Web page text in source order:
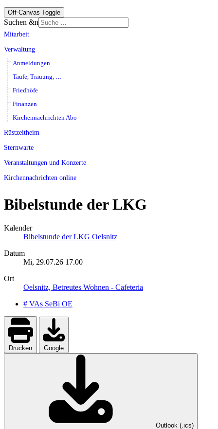
Off-Canvas Toggle
Suchen &n
Mitarbeit
Verwaltung
Anmeldungen
Taufe, Trauung, …
Friedhöfe
Finanzen
Kirchennachrichten Abo
Rüstzeitheim
Sternwarte
Veranstaltungen und Konzerte
Kirchennachrichten online
Bibelstunde der LKG
Kalender
Bibelstunde der LKG Oelsnitz
Datum
Mi, 29.07.26 17.00
Ort
Oelsnitz, Betreutes Wohnen - Cafeteria
# VAs SeBi OE
Drucken Google
Outlook (.ics)